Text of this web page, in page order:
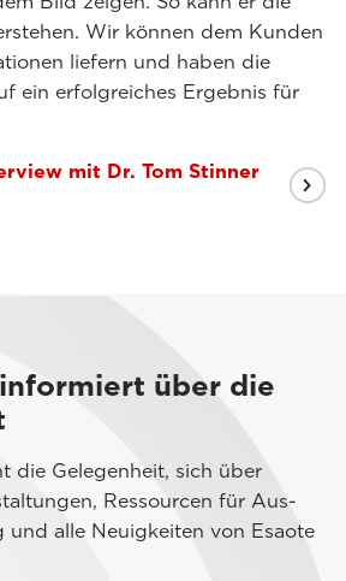
Wir können dem Kunden
liefern und haben die
ein erfolgreiches Ergebnis für
mit Dr. Tom Stinner
über die
die Gelegenheit, sich über
Ressourcen für Aus-
alle Neuigkeiten von Esaote